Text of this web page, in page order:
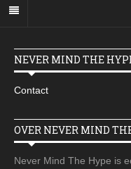
NEVER MIND THE
Contact
OVER NEVER MIND
Never Mind The Hype is